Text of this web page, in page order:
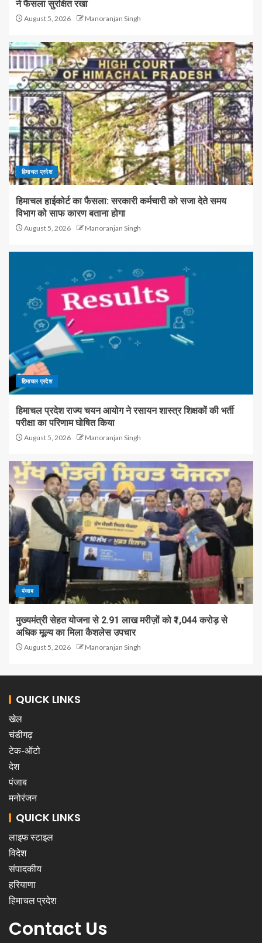
ने फैसला सुरक्षित रखा
August 5, 2026 Manoranjan Singh
हिमाचल प्रदेश
हिमाचल हाईकोर्ट का फैसला: सरकारी कर्मचारी को सजा देते समय
विभाग को साफ कारण बताना होगा
August 5, 2026 Manoranjan Singh
हिमाचल प्रदेश
हिमाचल प्रदेश राज्य चयन आयोग ने रसायन शास्त्र शिक्षकों की भर्ती
परीक्षा का परिणाम घोषित किया
August 5, 2026 Manoranjan Singh
पंजाब
मुख्यमंत्री सेहत योजना से 2.91 लाख मरीज़ों को ₹1,044 करोड़ से
अधिक मूल्य का मिला कैशलेस उपचार
August 5, 2026 Manoranjan Singh
QUICK LINKS
खेल
चंडीगढ़
टेक-ऑटो
देश
पंजाब
मनोरंजन
QUICK LINKS
लाइफ स्टाइल
विदेश
संपादकीय
हरियाणा
हिमाचल प्रदेश
Contact Us